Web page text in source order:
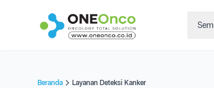
Beranda Layanan Deteksi Kanker